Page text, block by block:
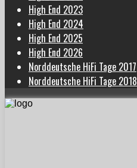
High End 2023
High End 2024
High End 2025
High End 2026
Norddeutsche HiFi Tage 2017
Norddeutsche HiFi Tage 2018